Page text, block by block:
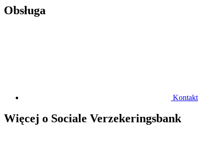
Obsługa
Kontakt
Więcej o Sociale Verzekeringsbank